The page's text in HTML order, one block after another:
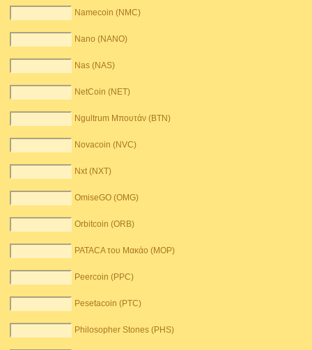
Namecoin (NMC)
Nano (NANO)
Nas (NAS)
NetCoin (NET)
Ngultrum Μπουτάν (BTN)
Novacoin (NVC)
Nxt (NXT)
OmiseGO (OMG)
Orbitcoin (ORB)
PATACA του Μακάο (MOP)
Peercoin (PPC)
Pesetacoin (PTC)
Philosopher Stones (PHS)